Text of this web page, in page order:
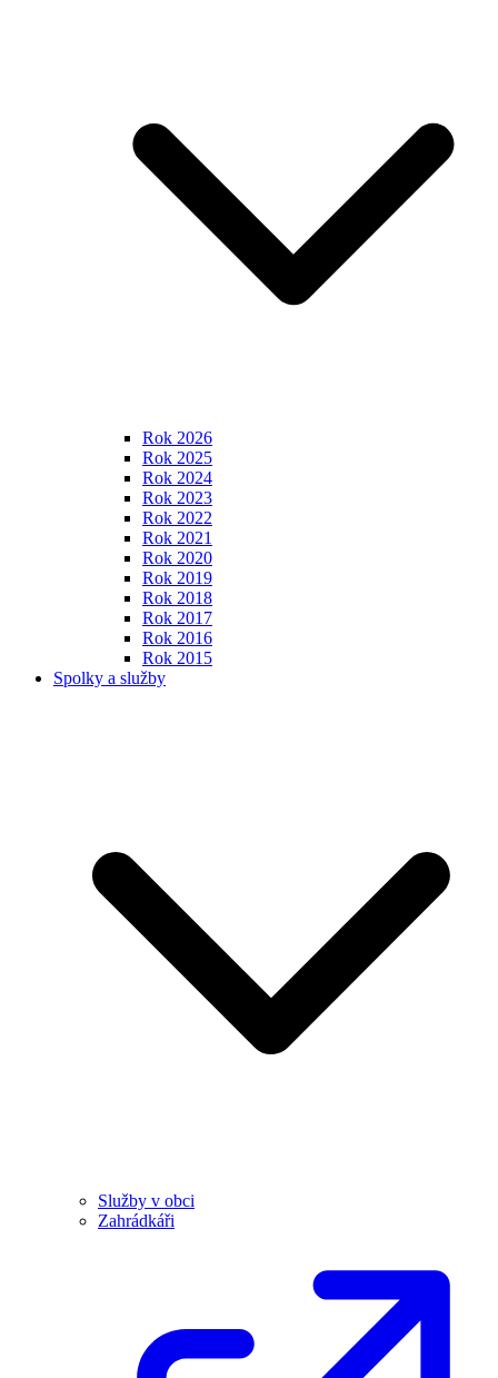
Rok 2026
Rok 2025
Rok 2024
Rok 2023
Rok 2022
Rok 2021
Rok 2020
Rok 2019
Rok 2018
Rok 2017
Rok 2016
Rok 2015
Spolky a služby
Služby v obci
Zahrádkáři